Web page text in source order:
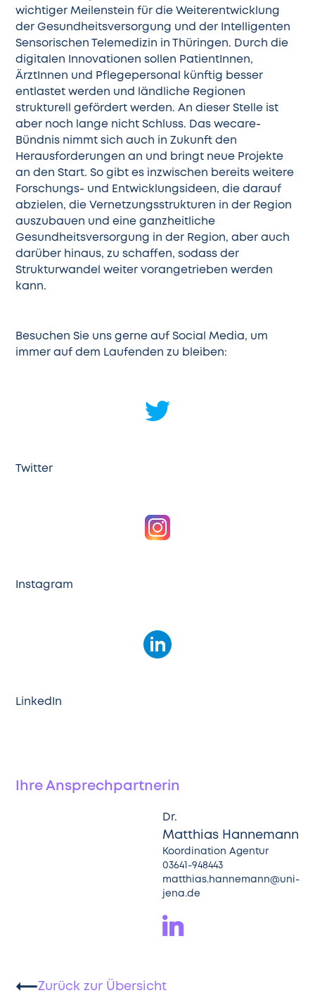
wichtiger Meilenstein für die Weiterentwicklung
der Gesundheitsversorgung und der Intelligenten
Sensorischen Telemedizin in Thüringen. Durch die
digitalen Innovationen sollen PatientInnen,
ÄrztInnen und Pflegepersonal künftig besser
entlastet werden und ländliche Regionen
strukturell gefördert werden. An dieser Stelle ist
aber noch lange nicht Schluss. Das wecare-
Bündnis nimmt sich auch in Zukunft den
Herausforderungen an und bringt neue Projekte
an den Start. So gibt es inzwischen bereits weitere
Forschungs- und Entwicklungsideen, die darauf
abzielen, die Vernetzungsstrukturen in der Region
auszubauen und eine ganzheitliche
Gesundheitsversorgung in der Region, aber auch
darüber hinaus, zu schaffen, sodass der
Strukturwandel weiter vorangetrieben werden
kann.
Besuchen Sie uns gerne auf Social Media, um
immer auf dem Laufenden zu bleiben:
Twitter
Instagram
LinkedIn
Ihre Ansprechpartnerin
Dr.
Matthias Hannemann
Koordination Agentur
03641-948443
matthias.hannemann@uni-
jena.de
Zurück zur Übersicht